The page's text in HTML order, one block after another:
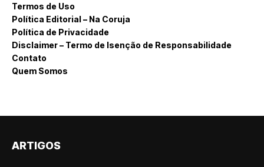
Termos de Uso
Política Editorial – Na Coruja
Política de Privacidade
Disclaimer – Termo de Isenção de Responsabilidade
Contato
Quem Somos
ARTIGOS